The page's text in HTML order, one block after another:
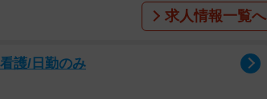
求人情報一覧へ
護/日勤のみ